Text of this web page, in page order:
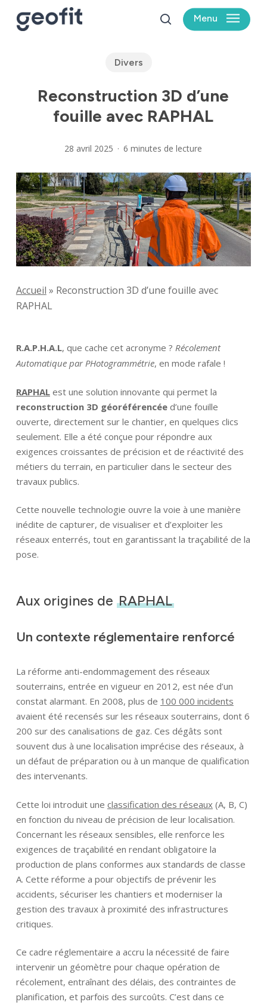
search
Menu
Divers
Reconstruction 3D d’une
fouille avec RAPHAL
28 avril 2025 6 minutes de lecture
Accueil » Reconstruction 3D d’une fouille avec
RAPHAL
R.A.P.H.A.L, que cache cet acronyme ? Récolement
Automatique par PHotogrammétrie, en mode rafale !
RAPHALest une solution innovante qui permet la
reconstruction 3D géoréférencéed’une fouille
ouverte, directement sur le chantier, en quelques clics
seulement. Elle a été conçue pour répondre aux
exigences croissantes de précision et de réactivité des
métiers du terrain, en particulier dans le secteur des
travaux publics.
Cette nouvelle technologie ouvre la voie à une manière
inédite de capturer, de visualiser et d’exploiter les
réseaux enterrés, tout en garantissant la traçabilité de la
pose.
Aux origines de RAPHAL
Un contexte réglementaire renforcé
La réforme anti-endommagement des réseaux
souterrains, entrée en vigueur en 2012, est née d’un
constat alarmant. En 2008, plus de 100 000 incidents
avaient été recensés sur les réseaux souterrains, dont 6
200 sur des canalisations de gaz. Ces dégâts sont
souvent dus à une localisation imprécise des réseaux, à
un défaut de préparation ou à un manque de qualification
des intervenants.
Cette loi introduit une classification des réseaux (A, B, C)
en fonction du niveau de précision de leur localisation.
Concernant les réseaux sensibles, elle renforce les
exigences de traçabilité en rendant obligatoire la
production de plans conformes aux standards de classe
A. Cette réforme a pour objectifs de prévenir les
accidents, sécuriser les chantiers et moderniser la
gestion des travaux à proximité des infrastructures
critiques.
Ce cadre réglementaire a accru la nécessité de faire
intervenir un géomètre pour chaque opération de
récolement, entraînant des délais, des contraintes de
planification, et parfois des surcoûts. C’est dans ce